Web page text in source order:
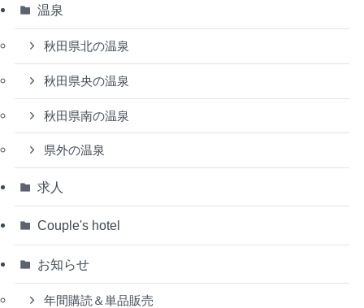
温泉
秋田県北の温泉
秋田県央の温泉
秋田県南の温泉
県外の温泉
求人
Couple's hotel
お知らせ
年間購読＆単品販売